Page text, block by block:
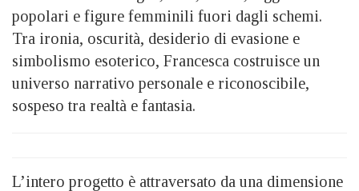
popolari e figure femminili fuori dagli schemi.
Tra ironia, oscurità, desiderio di evasione e
simbolismo esoterico, Francesca costruisce un
universo narrativo personale e riconoscibile,
sospeso tra realtà e fantasia.
L’intero progetto è attraversato da una dimensione